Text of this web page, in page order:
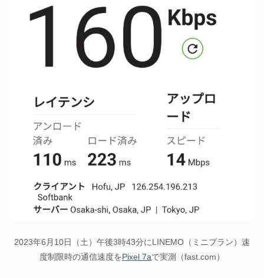
2023年6月10日（土）午後3時43分にLINEMO（ミニプラン）速
度制限時の通信速度をPixel 7aで実測（fast.com）